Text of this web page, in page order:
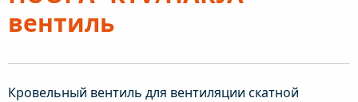
вентиль
Кровельный вентиль для вентиляции скатной